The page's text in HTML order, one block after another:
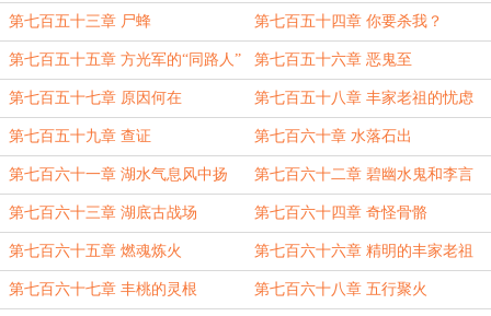
第七百五十三章 尸蜂 第七百五十四章 你要杀我？
第七百五十五章 方光军的“同路人” 第七百五十六章 恶鬼至
第七百五十七章 原因何在 第七百五十八章 丰家老祖的忧虑
第七百五十九章 查证 第七百六十章 水落石出
第七百六十一章 湖水气息风中扬 第七百六十二章 碧幽水鬼和李言
第七百六十三章 湖底古战场 第七百六十四章 奇怪骨骼
第七百六十五章 燃魂炼火 第七百六十六章 精明的丰家老祖
第七百六十七章 丰桃的灵根 第七百六十八章 五行聚火